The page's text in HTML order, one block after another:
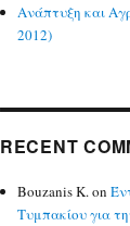
Ανάπτυξη και
2012)
RECENT
Bouzanis K.on
Τυμπακίου για